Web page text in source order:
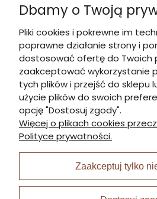
Kontakt
Informacje
Płatności i dostawa
Moje konto
I Nagroda w plabiscycie:
Dbamy o Twoją
Pliki cookies i pokrewne im
poprawne działanie strony i
dostosować ofertę do Twoich
zaakceptować wykorzystanie
tych plików i przejść do sklepu
użycie plików do swoich
opcję "Dostosuj zgody".
Więcej o plikach cookies
Polityce prywatności.
Zaakceptuj tylko